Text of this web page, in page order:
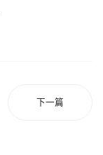
下一篇